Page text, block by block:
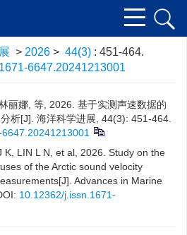
> 2026 > 44(3) : 451-464.
6647.20241213001
丽娜, 等, 2026. 基于实测声速数据的
析[J]. 海洋科学进展, 44(3): 451-464.
K, LIN L N, et al, 2026. Study on the
of the Arctic sound velocity
Advances in Marine
10.12362/j.issn.1671-